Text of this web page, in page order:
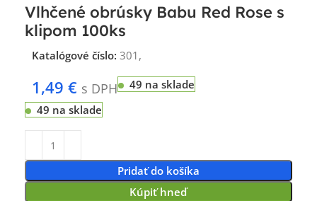
Vlhčené obrúsky Babu Red Rose s
klipom 100ks
Katalógové číslo: 301,
1,49 € s DPH
49 na sklade
49 na sklade
Pridať do košíka
Kúpiť hneď